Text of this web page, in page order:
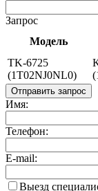
Запрос
Модель
TK-6725
(1T02NJ0NL0)
Отправить запрос
Имя:
Телефон:
E-mail:
Выезд